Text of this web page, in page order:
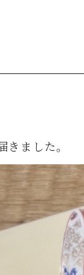
ました。